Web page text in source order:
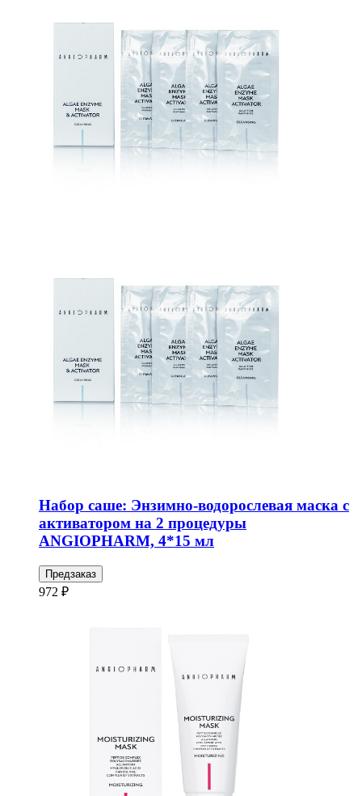
Набор саше: Энзимно-водорослевая маска с
активатором на 2 процедуры
ANGIOPHARM, 4*15 мл
Предзаказ
972 ₽